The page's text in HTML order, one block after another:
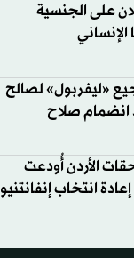
على الجنسية
الإنساني
«ليفربول» لصالح
انضمام صلاح
الأردن أُودعت
انتخاب إنفانتنيو